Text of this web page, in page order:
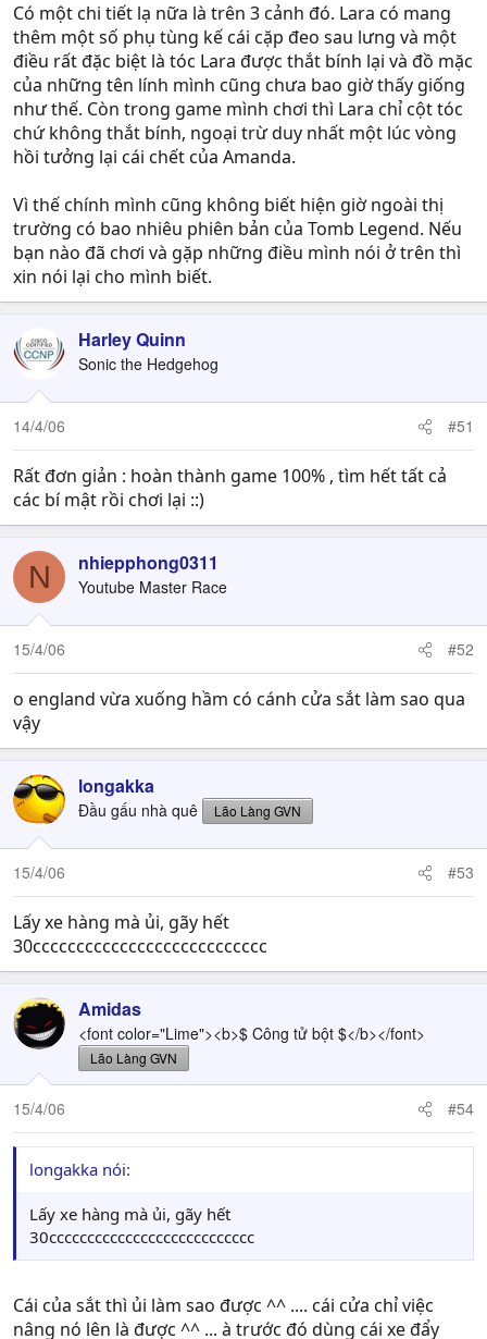
Có một chi tiết lạ nữa là trên 3 cảnh đó. Lara có mang
thêm một số phụ tùng kế cái cặp đeo sau lưng và một
điều rất đặc biệt là tóc Lara được thắt bính lại và đồ mặc
của những tên lính mình cũng chưa bao giờ thấy giống
như thế. Còn trong game mình chơi thì Lara chỉ cột tóc
chứ không thắt bính, ngoại trừ duy nhất một lúc vòng
hồi tưởng lại cái chết của Amanda.
Vì thế chính mình cũng không biết hiện giờ ngoài thị
trường có bao nhiêu phiên bản của Tomb Legend. Nếu
bạn nào đã chơi và gặp những điều mình nói ở trên thì
xin nói lại cho mình biết.
Harley Quinn
Sonic the Hedgehog
14/4/06 #51
Rất đơn giản : hoàn thành game 100% , tìm hết tất cả
các bí mật rồi chơi lại ::)
N nhiepphong0311
Youtube Master Race
15/4/06 #52
o england vừa xuống hầm có cánh cửa sắt làm sao qua
vậy
longakka
Đầu gấu nhà quê Lão Làng GVN
15/4/06 #53
Lấy xe hàng mà ủi, gãy hết
30ccccccccccccccccccccccccccc
Amidas
<font color="Lime"><b>$ Công tử bột $</b></font>
Lão Làng GVN
15/4/06 #54
longakka nói:
Lấy xe hàng mà ủi, gãy hết
30ccccccccccccccccccccccccccc
Cái của sắt thì ủi làm sao được ^^ .... cái cửa chỉ việc
nâng nó lên là được ^^ ... à trước đó dùng cái xe đẩy